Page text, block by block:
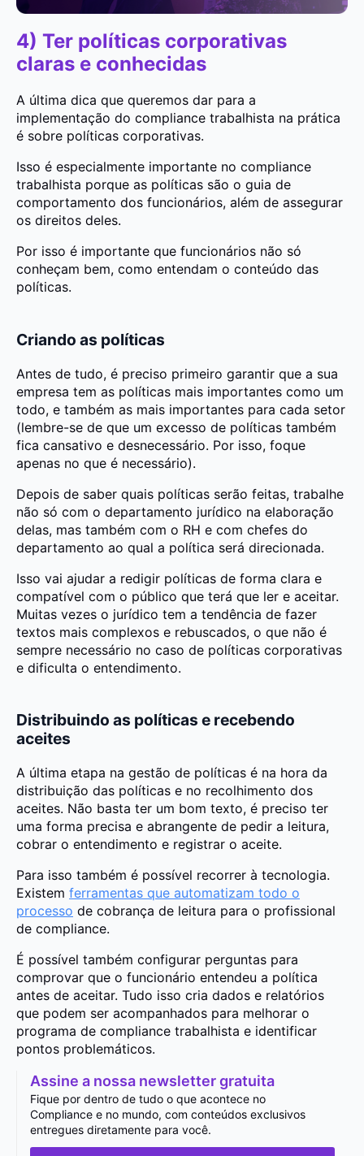
4) Ter políticas corporativas
claras e conhecidas
A última dica que queremos dar para a
implementação do compliance trabalhista na prática
é sobre políticas corporativas.
Isso é especialmente importante no compliance
trabalhista porque as políticas são o guia de
comportamento dos funcionários, além de assegurar
os direitos deles.
Por isso é importante que funcionários não só
conheçam bem, como entendam o conteúdo das
políticas.
Criando as políticas
Antes de tudo, é preciso primeiro garantir que a sua
empresa tem as políticas mais importantes como um
todo, e também as mais importantes para cada setor
(lembre-se de que um excesso de políticas também
fica cansativo e desnecessário. Por isso, foque
apenas no que é necessário).
Depois de saber quais políticas serão feitas, trabalhe
não só com o departamento jurídico na elaboração
delas, mas também com o RH e com chefes do
departamento ao qual a política será direcionada.
Isso vai ajudar a redigir políticas de forma clara e
compatível com o público que terá que ler e aceitar.
Muitas vezes o jurídico tem a tendência de fazer
textos mais complexos e rebuscados, o que não é
sempre necessário no caso de políticas corporativas
e dificulta o entendimento.
Distribuindo as políticas e recebendo
aceites
A última etapa na gestão de políticas é na hora da
distribuição das políticas e no recolhimento dos
aceites. Não basta ter um bom texto, é preciso ter
uma forma precisa e abrangente de pedir a leitura,
cobrar o entendimento e registrar o aceite.
Para isso também é possível recorrer à tecnologia.
Existem ferramentas que automatizam todo o
processo de cobrança de leitura para o profissional
de compliance.
É possível também configurar perguntas para
comprovar que o funcionário entendeu a política
antes de aceitar. Tudo isso cria dados e relatórios
que podem ser acompanhados para melhorar o
programa de compliance trabalhista e identificar
pontos problemáticos.
Assine a nossa newsletter gratuita
Fique por dentro de tudo o que acontece no
Compliance e no mundo, com conteúdos exclusivos
entregues diretamente para você.